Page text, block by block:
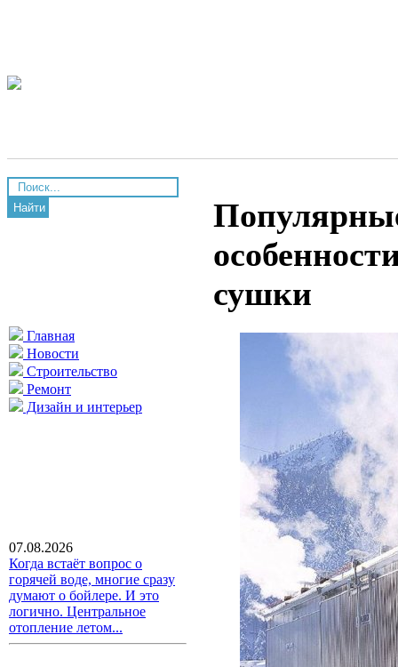
Найти
Главная
Новости
Строительство
Ремонт
Дизайн и интерьер
07.08.2026
Когда встаёт вопрос о
горячей воде, многие сразу
думают о бойлере. И это
логично. Центральное
отопление летом...
сушки